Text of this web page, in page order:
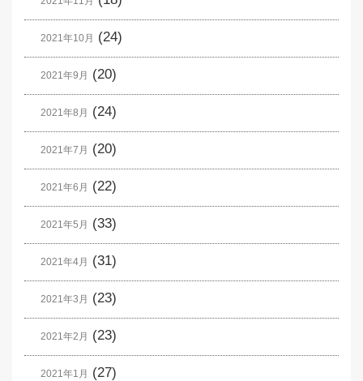
2021年10月 (24)
2021年9月 (20)
2021年8月 (24)
2021年7月 (20)
2021年6月 (22)
2021年5月 (33)
2021年4月 (31)
2021年3月 (23)
2021年2月 (23)
2021年1月 (27)